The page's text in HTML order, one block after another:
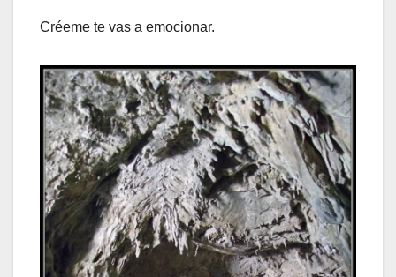
Créeme te vas a emocionar.